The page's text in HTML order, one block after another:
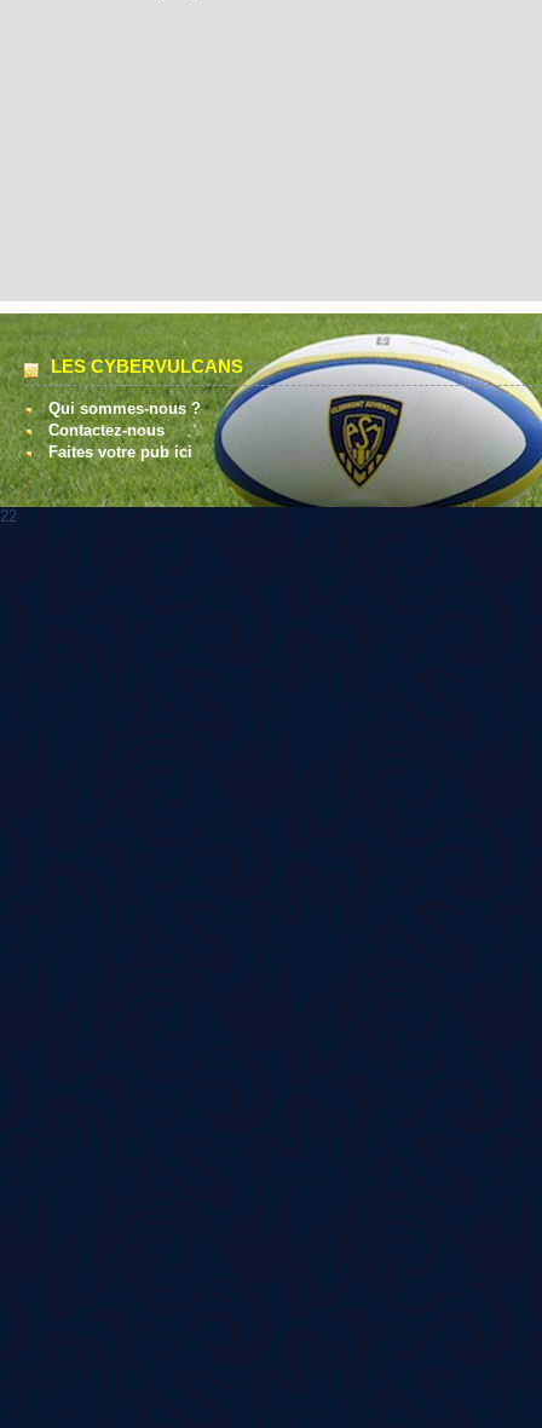
LES CYBERVULCANS
Qui sommes-nous ?
Contactez-nous
Faites votre pub ici
22